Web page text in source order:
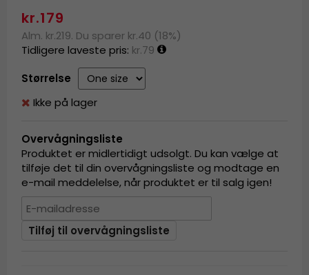
kr.179
Alm. kr.219. Du sparer kr.40 (18%)
Tidligere laveste pris: kr.79
Størrelse
Ikke på lager
Overvågningsliste
Produktet er midlertidigt udsolgt. Du kan vælge at
tilføje det til din overvågningsliste og modtage en
e-mail meddelelse, når produktet er til salg igen!
Tilføj til overvågningsliste